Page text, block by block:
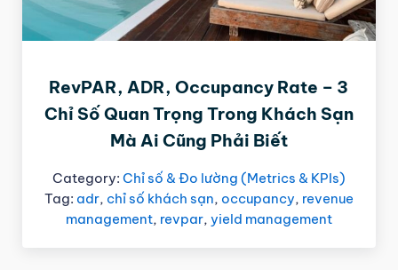
RevPAR, ADR, Occupancy Rate – 3
Chỉ Số Quan Trọng Trong Khách Sạn
Mà Ai Cũng Phải Biết
Category: Chỉ số & Đo lường (Metrics & KPIs)
Tag: adr, chỉ số khách sạn, occupancy, revenue
management, revpar, yield management